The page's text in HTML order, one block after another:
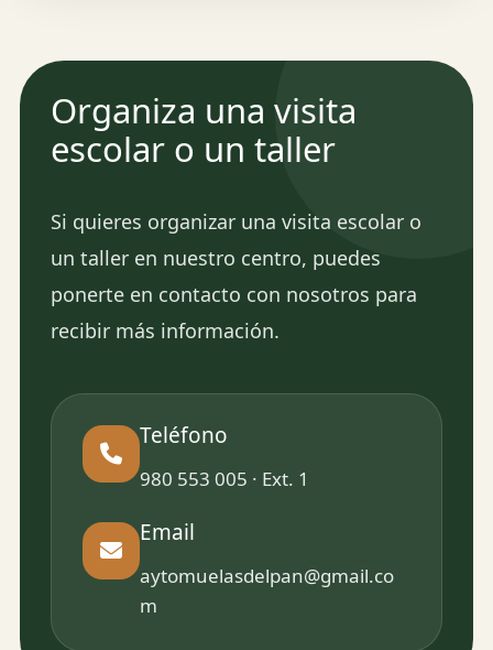
Organiza una visita
escolar o un taller
Si quieres organizar una visita escolar o
un taller en nuestro centro, puedes
ponerte en contacto con nosotros para
recibir más información.
Teléfono
980 553 005 · Ext. 1
Email
aytomuelasdelpan@gmail.co
m